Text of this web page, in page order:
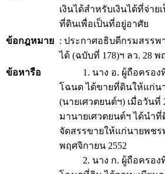
เงินได้สำหรับเงินได้ที่จ่า
ที่ดินเพื่อเป็นที่อยู่อาศัย
ข้อกฎหมาย : ประกาศอธิบดีกรมสรรพ
ได้ (ฉบับที่ 178)ฯ ลว. 28 พ
ข้อหารือ
1. นาง อ. ผู้ถือครอง
โฉนด ได้ขายที่ดินให้แก่น
(นายเศวตยนต์ฯ) เมื่อวันที่
มานายเศวตยนต์ฯ ได้นำ
จัดสรรขายให้แก่นายพชร
พฤศจิกายน 2552
2. นาง ก. ผู้ถือครอง